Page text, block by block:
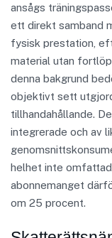
ansågs
ett direkt samband
fysisk prestation,
material utan
denna bakgrund
objektivt sett
tillhandahållande.
integrerade och av
helhet inte
abonnemanget
om 25 procent.